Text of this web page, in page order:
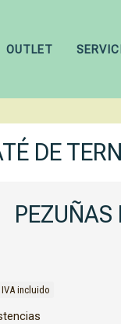
OUTLET
DE
PEZUÑAS
IVA incluido